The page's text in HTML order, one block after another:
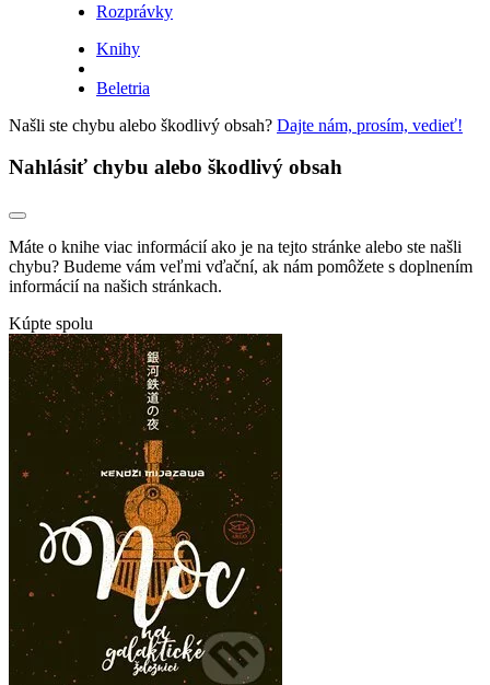
Rozprávky
Knihy
Beletria
Našli ste chybu alebo škodlivý obsah? Dajte nám, prosím, vedieť!
Nahlásiť chybu alebo škodlivý obsah
Máte o knihe viac informácií ako je na tejto stránke alebo ste našli
chybu? Budeme vám veľmi vďační, ak nám pomôžete s doplnením
informácií na našich stránkach.
Kúpte spolu